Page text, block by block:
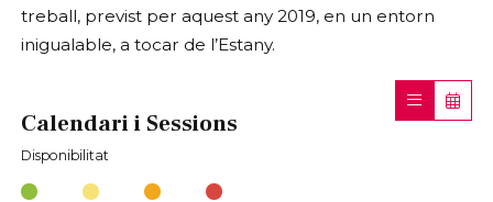
treball, previst per aquest any 2019, en un entorn
inigualable, a tocar de l’Estany.
Calendari i Sessions
Disponibilitat